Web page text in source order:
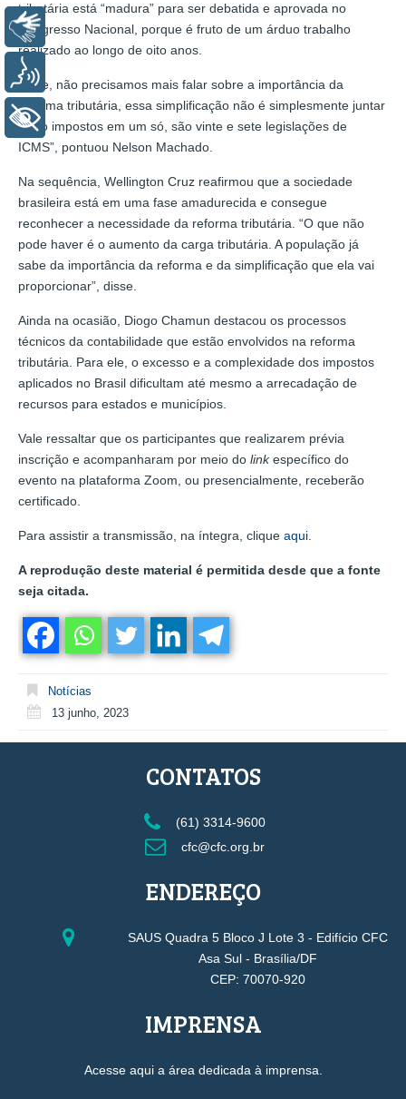
tributária está “madura” para ser debatida e aprovada no
Congresso Nacional, porque é fruto de um árduo trabalho
realizado ao longo de oito anos.
“Hoje, não precisamos mais falar sobre a importância da
reforma tributária, essa simplificação não é simplesmente juntar
cinco impostos em um só, são vinte e sete legislações de
ICMS”, pontuou Nelson Machado.
Na sequência, Wellington Cruz reafirmou que a sociedade
brasileira está em uma fase amadurecida e consegue
reconhecer a necessidade da reforma tributária. “O que não
pode haver é o aumento da carga tributária. A população já
sabe da importância da reforma e da simplificação que ela vai
proporcionar”, disse.
Ainda na ocasião, Diogo Chamun destacou os processos
técnicos da contabilidade que estão envolvidos na reforma
tributária. Para ele, o excesso e a complexidade dos impostos
aplicados no Brasil dificultam até mesmo a arrecadação de
recursos para estados e municípios.
Vale ressaltar que os participantes que realizarem prévia
inscrição e acompanharam por meio do linkespecífico do
evento na plataforma Zoom, ou presencialmente, receberão
certificado.
Para assistir a transmissão, na íntegra, clique aqui.
A reprodução deste material é permitida desde que a fonte
seja citada.
Notícias
13 junho, 2023
CONTATOS
(61) 3314-9600
cfc@cfc.org.br
ENDEREÇO
SAUS Quadra 5 Bloco J Lote 3 - Edifício CFC
Asa Sul - Brasília/DF
CEP: 70070-920
IMPRENSA
Acesse aqui a área dedicada à imprensa.
Libras